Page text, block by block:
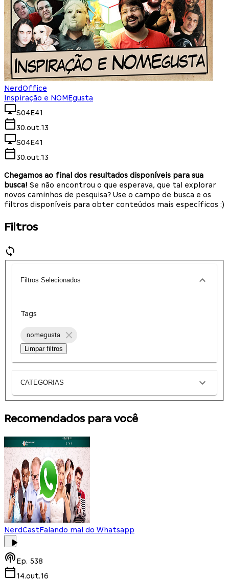
NerdOffice
Inspiração e NOMEgusta
S04E41
30.out.13
S04E41
30.out.13
Chegamos ao final dos resultados disponíveis para sua
busca! Se não encontrou o que esperava, que tal explorar
novos caminhos de pesquisa? Use o campo de busca e os
filtros disponíveis para obter conteúdos mais específicos :)
Filtros
Filtros Selecionados
Tags
nomegusta
Limpar filtros
CATEGORIAS
Recomendados para você
NerdCastFalando mal do Whatsapp
Ep. 538
14.out.16